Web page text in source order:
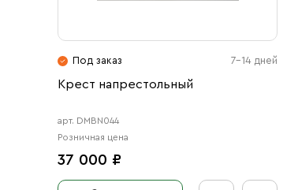
Под заказ 7-14 дней
Крест напрестольный
арт. DMBN044
Розничная цена
37 000 ₽